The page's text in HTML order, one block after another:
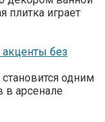
плитка играет
без
одним
арсенале